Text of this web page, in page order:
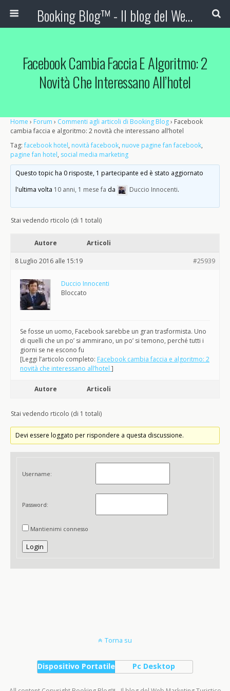
Booking Blog™ - Il blog del Web Marketing Turistico
Facebook Cambia Faccia E Algoritmo: 2
Novità Che Interessano All’hotel
Home › Forum › Commenti agli articoli di Booking Blog› Facebook
cambia faccia e algoritmo: 2 novità che interessano all’hotel
Tag:facebook hotel, novità facebook, nuove pagine fan facebook,
pagine fan hotel, social media marketing
Questo topic ha 0 risposte, 1 partecipante ed è stato aggiornato
l'ultima volta 10 anni, 1 mese fa da Duccio Innocenti.
Stai vedendo rticolo (di 1 totali)
Autore Articoli
8 Luglio 2016 alle 15:19 #25939
Duccio Innocenti
Bloccato
Se fosse un uomo, Facebook sarebbe un gran trasformista. Uno
di quelli che un po’ si ammirano, un po’ si temono, perché tutti i
giorni se ne escono fu
[Leggi l’articolo completo: Facebook cambia faccia e algoritmo: 2
novità che interessano all’hotel ]
Autore Articoli
Stai vedendo rticolo (di 1 totali)
Devi essere loggato per rispondere a questa discussione.
Username:
Password:
Mantienimi connesso
Login
Torna su
Dispositivo Portatile Pc Desktop